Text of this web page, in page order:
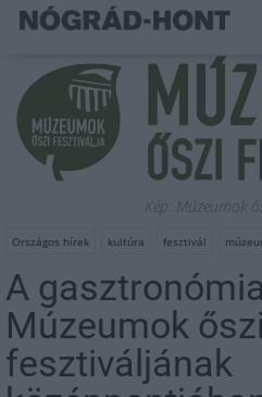
Kép: Múzeumok
Országos hírek kultúra fesztivál
A
Múzeumok őszi
fesztiváljának